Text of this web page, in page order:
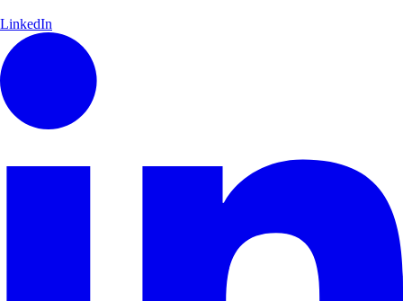
LinkedIn